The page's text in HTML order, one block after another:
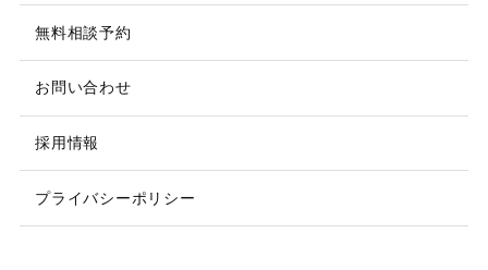
無料相談予約
お問い合わせ
採用情報
プライバシーポリシー